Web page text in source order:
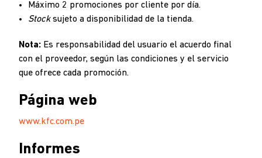
Máximo 2 promociones por cliente por día.
Stocksujeto a disponibilidad de la tienda.
Nota: Es responsabilidad del usuario el acuerdo final
con el proveedor, según las condiciones y el servicio
que ofrece cada promoción.
Página web
www.kfc.com.pe
Informes